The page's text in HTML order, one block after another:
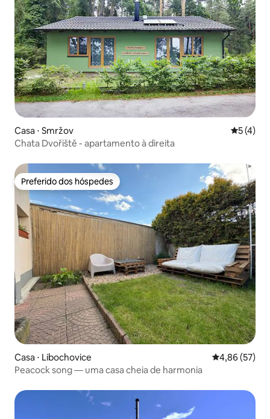
Casa ⋅ Smržov 5 de
5 (4)
Chata Dvořiště - apartamento à direita
Preferido dos hóspedes
Preferido dos hóspedes
Casa ⋅ Libochovice 4,86 de uma
4,86 (57)
Peacock song — uma casa cheia de harmonia